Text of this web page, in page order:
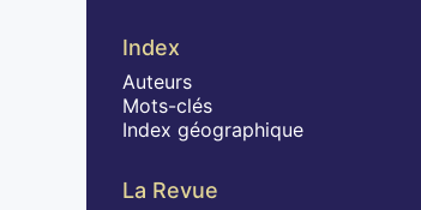
Index
Auteurs
Mots-clés
Index géographique
La Revue